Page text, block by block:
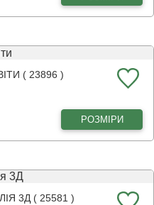
( 23896 )
РОЗМІРИ
3Д ( 25581 )